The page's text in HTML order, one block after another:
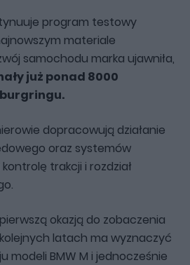
program testowy
materiale
samochodu marka ujawniła,
już ponad 8000
dopracowują działanie
oraz systemów
trakcji i rozdział
okazją do zobaczenia
latach ma wyznaczyć
modeli BMW M i jednocześnie